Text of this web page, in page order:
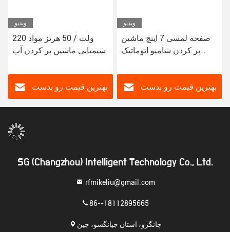
ویدیو
220 ولت / 50 هرتز مواد
شیمیایی ماشین پر کردن آب
بهترین قیمت رو بدست
ویدیو
صفحه لمسی 7 اینچ ماشین
پر کردن شامپو اتوماتیک
بهترین قیمت رو بدست
SG (Changzhou) Intelligent Technology Co., Ltd.
rfmikeliu@gmail.com
86--18112895665
چانگژو، استان جیانگسو، چین